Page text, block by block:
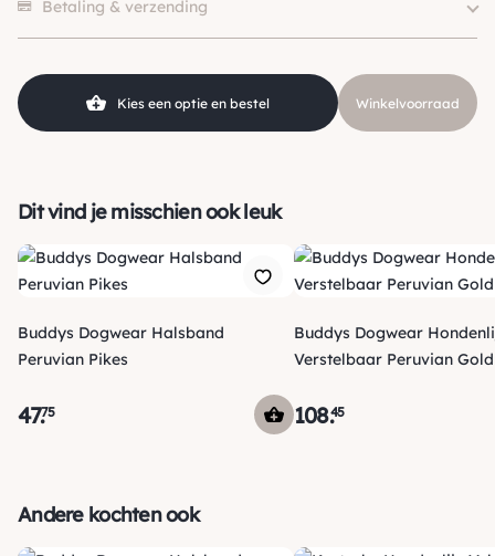
Merk
Buddys Dogwear
Betaling & verzending
Je ontvangt een track & trace code van ons zodat je je
pakketje kan volgen. Voor orders tot € 15.00 zijn de
Kies een optie en bestel Winkelvoorraad
Dit vind je misschien ook leuk
Buddys Dogwear Halsband
Peruvian Pikes
47.75
Buddys Dogwear
Verstelbaar Peruvian Gold
108.45
Andere kochten ook